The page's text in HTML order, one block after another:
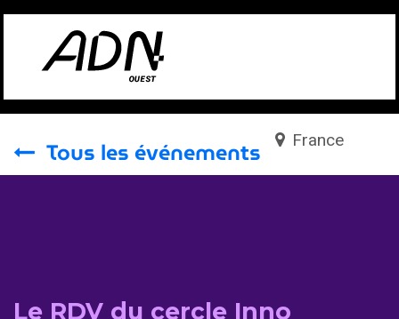
Se rendre au contenu
Tous les événements France
Le RDV du cercle Inno